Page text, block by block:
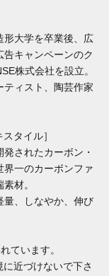
形大学を卒業後、広
キャンペーンのク
株式会社を設立。
ティスト、陶芸作家
タイル］
発されたカーボン・
界一のカーボンファ
材。
量、しなやか、伸び
ています。
近づけないで下さ